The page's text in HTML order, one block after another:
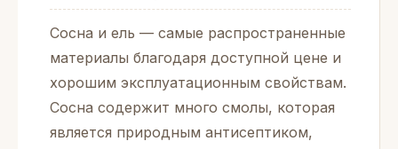
Сосна и ель — самые распространенные
материалы благодаря доступной цене и
хорошим эксплуатационным свойствам.
Сосна содержит много смолы, которая
является природным антисептиком,